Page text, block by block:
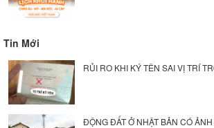
Tin Mới
RỦI RO KHI KÝ TÊN SAI VỊ TRÍ
ĐỘNG ĐẤT Ở NHẬT BẢN CÓ